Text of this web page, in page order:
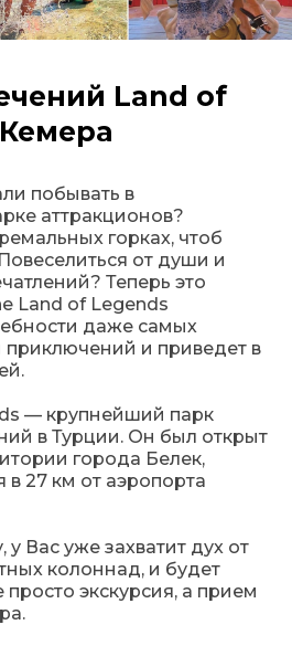
Land of
побывать в
аттракционов?
горках, чтоб
от души и
Теперь это
Land of Legends
даже самых
приключений и приведет в
— крупнейший парк
в Турции. Он был открыт
города Белек,
в 27 км от аэропорта
Вас уже захватит дух от
колоннад, и будет
просто экскурсия, а прием